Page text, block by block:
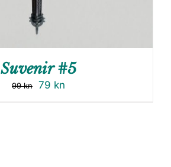
Suvenir #5
99kn 79 kn